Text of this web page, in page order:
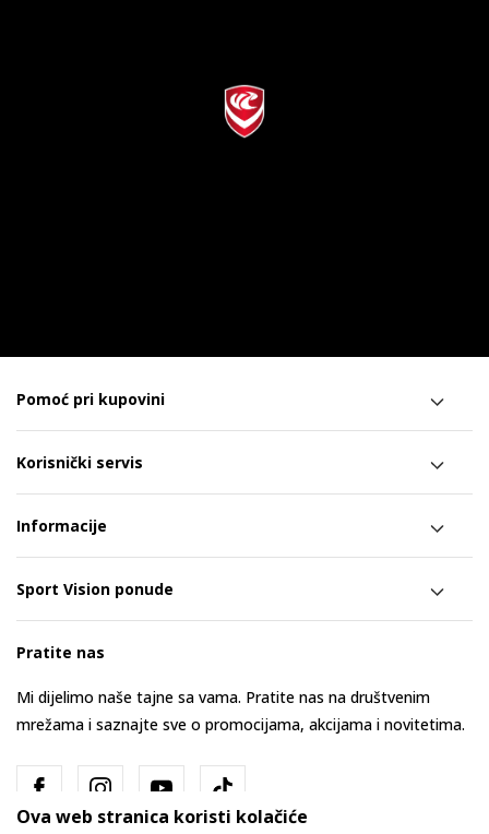
Pomoć pri kupovini
Korisnički servis
Informacije
Sport Vision ponude
Pratite nas
Mi dijelimo naše tajne sa vama. Pratite nas na društvenim
mrežama i saznajte sve o promocijama, akcijama i novitetima.
Ova web stranica koristi kolačiće